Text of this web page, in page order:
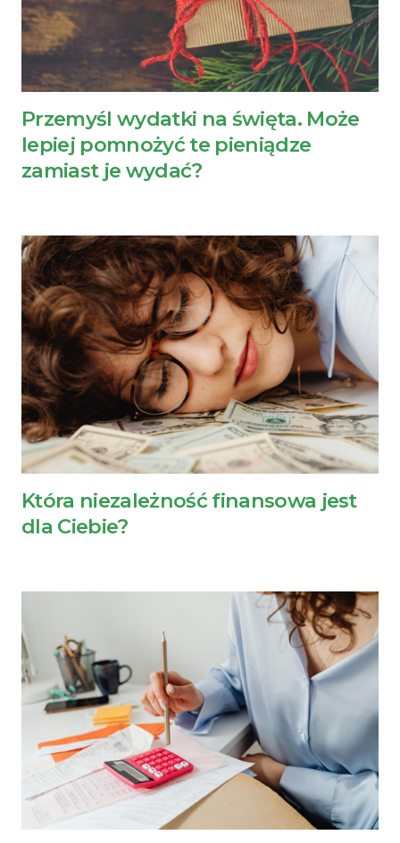
Przemyśl wydatki na święta. Może
lepiej pomnożyć te pieniądze
zamiast je wydać?
Która niezależność finansowa jest
dla Ciebie?